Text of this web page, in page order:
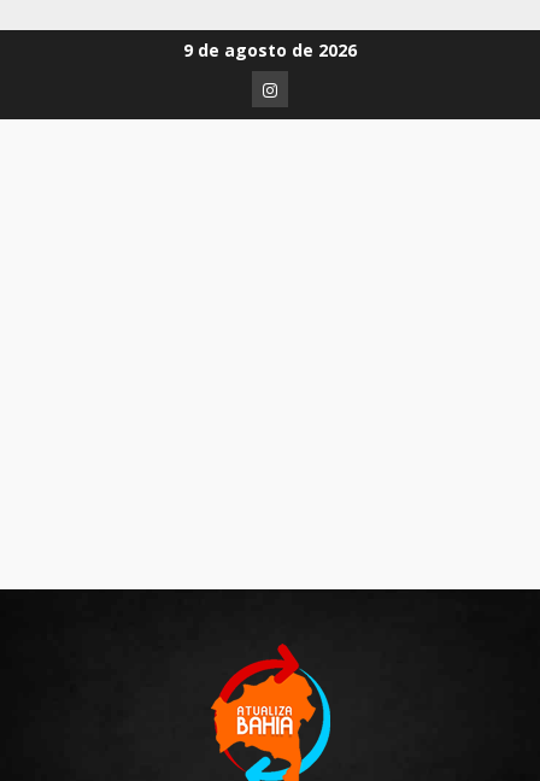
9 de agosto de 2026